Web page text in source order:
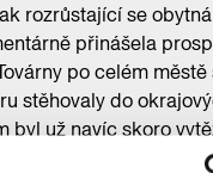
rozrůstající se
přinášela
po celém městě
stěhovaly do
byl už navíc skoro
do rukou